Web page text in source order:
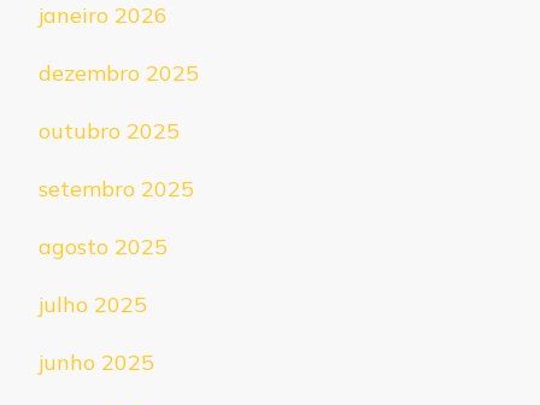
janeiro 2026
dezembro 2025
outubro 2025
setembro 2025
agosto 2025
julho 2025
junho 2025